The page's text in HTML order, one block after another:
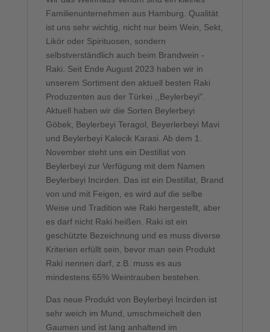
Familienunternehmen aus Hamburg. Qualität
ist uns sehr wichtig, nicht nur beim Wein, Sekt,
Likör oder Spirituosen, sondern
selbstverständlich auch beim Brandwein -
Raki. Seit Ende August 2023 haben wir in
unserem Sortiment den aktuell besten Raki
Produzenten aus der Türkei ,,Beylerbeyi".
Aktuell haben wir die Sorten Beylerbeyi
Göbek, Beylerbeyi Teragol, Beyerlerbeyi Mavi
und Beylerbeyi Kalecik Karasi. Ab dem 1.
November steht uns ein Destillat von
Beylerbeyi zur Verfügung mit dem Namen
Beylerbeyi Incirden. Das ist ein Destillat, Brand
von und mit Feigen, es wird auf die selbe
Weise und Tradition wie Raki hergestellt, aber
es darf nicht Raki heißen. Raki ist ein
geschützte Bezeichnung und es muss diverse
Kriterien erfüllt sein, bevor man sein Produkt
Raki nennen darf, z.B. muss es aus
mindestens 65% Weintrauben bestehen.
Das neue Produkt von Beylerbeyi Incirden ist
sehr weich im Mund, umschmeichelt den
Gaumen und ist lang anhaltend im